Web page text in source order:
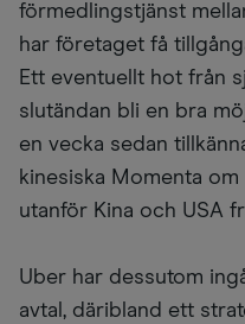
förmedlingstjänst
har företaget få
Ett eventuellt hot från
slutändan bli en bra
en vecka sedan
kinesiska Momenta
utanför Kina och USA
Uber har dessutom
avtal, däribland ett